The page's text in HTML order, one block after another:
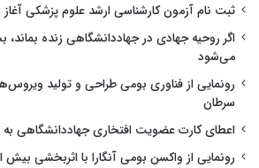
ثبت نام آزمون کارشناسی ارشد علوم پزشکی
اگر روحیه جهادی در جهاددانشگاهی زنده
می‌شود
رونمایی از فناوری بومی طراحی و تولید
سرطان
اعطای کارت عضویت افتخاری جهاددانشگاهی
رونمایی از واکسن بومی آنگارا با اثربخشی بیش از ۹۰